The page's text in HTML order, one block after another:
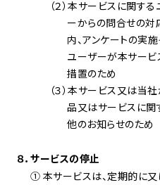
（２）本サービスに関す
ーからの問合せの対
内、アンケートの実
ユーザーが本サービ
措置のため
（３）本サービス又は
品又はサービスに関
他のお知らせのため
８．サービスの停止
① 本サービスは、定期的に